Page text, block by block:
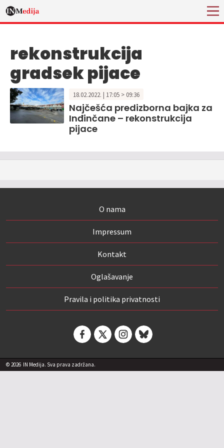
rekonstrukcija
gradsek pijace
18.02.2022. | 17:05 > 09:36
Najčešća predizborna bajka za
Inđinčane – rekonstrukcija
pijace
O nama
Impressum
Kontakt
Oglašavanje
Pravila i politika privatnosti
© 2026 IN Medija. Sva prava zadržana.